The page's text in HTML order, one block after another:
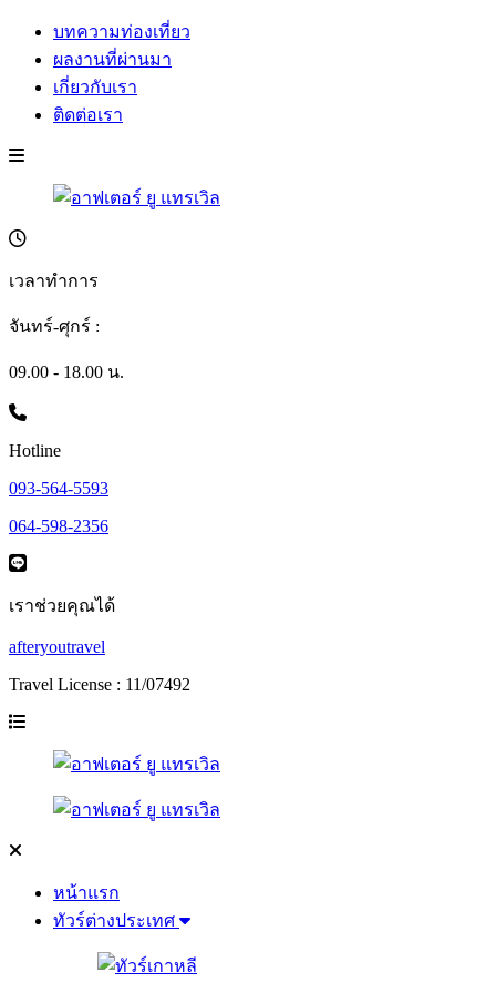
บทความท่องเที่ยว
ผลงานที่ผ่านมา
เกี่ยวกับเรา
ติดต่อเรา
เวลาทำการ
จันทร์-ศุกร์ :
09.00 - 18.00 น.
Hotline
093-564-5593
064-598-2356
เราช่วยคุณได้
afteryoutravel
Travel License : 11/07492
หน้าแรก
ทัวร์ต่างประเทศ